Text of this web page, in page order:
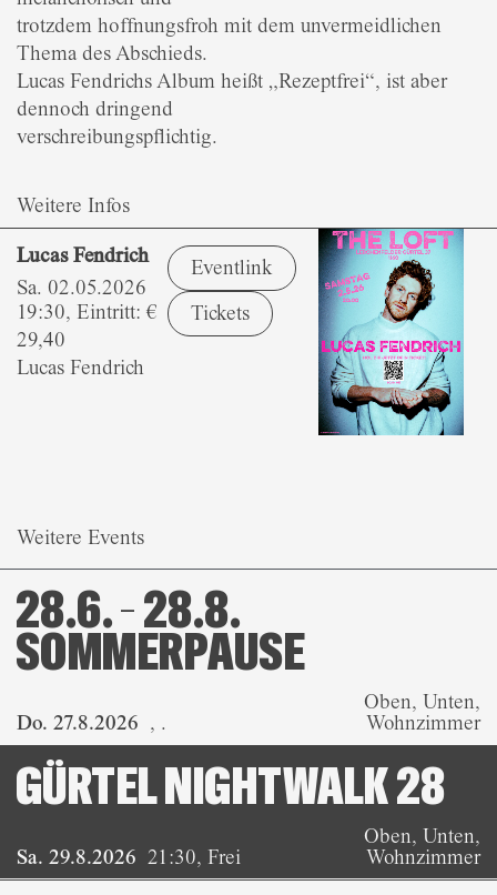
trotzdem hoffnungsfroh mit dem unvermeidlichen
Thema des Abschieds.
Lucas Fendrichs Album heißt „Rezeptfrei“, ist aber
dennoch dringend
verschreibungspflichtig.
Weitere Infos
Lucas Fendrich
Sa. 02.05.2026
19:30, Eintritt: €
29,40
Lucas Fendrich
Eventlink
Tickets
Weitere Events
Do. 27.8.2026 , .
28.6. – 28.8.
SOMMERPAUSE
Oben, Unten,
Wohnzimmer
Sa. 29.8.2026 21:30,Frei
GÜRTEL NIGHTWALK 28
Oben, Unten,
Wohnzimmer